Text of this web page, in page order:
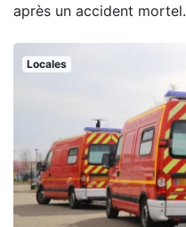
après un accident mortel.
Locales